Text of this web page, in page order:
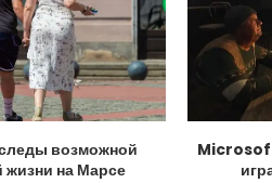
возможной
жизни на Марсе